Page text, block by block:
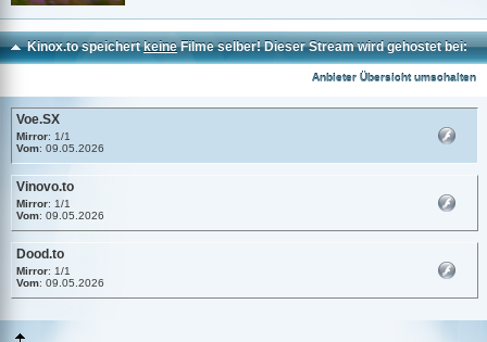
Kinox.to speichertkeineFilme selber! Dieser Stream wird gehostet bei:
Anbieter Übersicht umschalten
Voe.SX
Mirror: 1/1
Vom: 09.05.2026
Vinovo.to
Mirror: 1/1
Vom: 09.05.2026
Dood.to
Mirror: 1/1
Vom: 09.05.2026